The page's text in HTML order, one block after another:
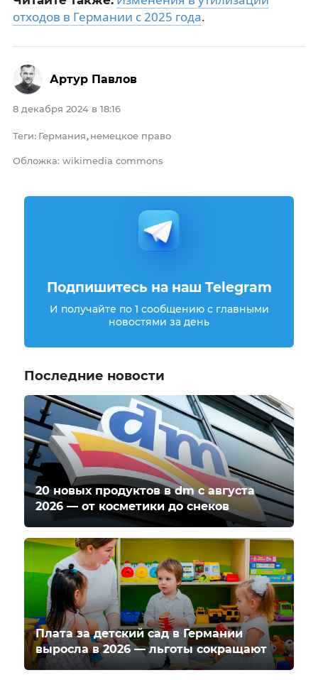
отходов в Германии с 2025 года.
8 декабря 2024 в 18:16
Теги: Германия, немецкое право
Обложка: wikimedia commons
Артур Павлов
Подпишитесь на наш Telegram
И получайте по 1 сообщению с главными
новостями за день
Последние новости
20 новых продуктов в dm с августа
2026 — от косметики до снеков
Плата за детский сад в Германии
выросла в 2026 — льготы сокращают